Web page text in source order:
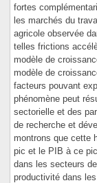
fortes
les marchés du
agricole observée
telles frictions
modèle de
modèle de
facteurs pouvant
phénomène peut
sectorielle et des
de recherche et
montrons que cette
pic et le PIB à ce
dans les secteurs
productivité dans